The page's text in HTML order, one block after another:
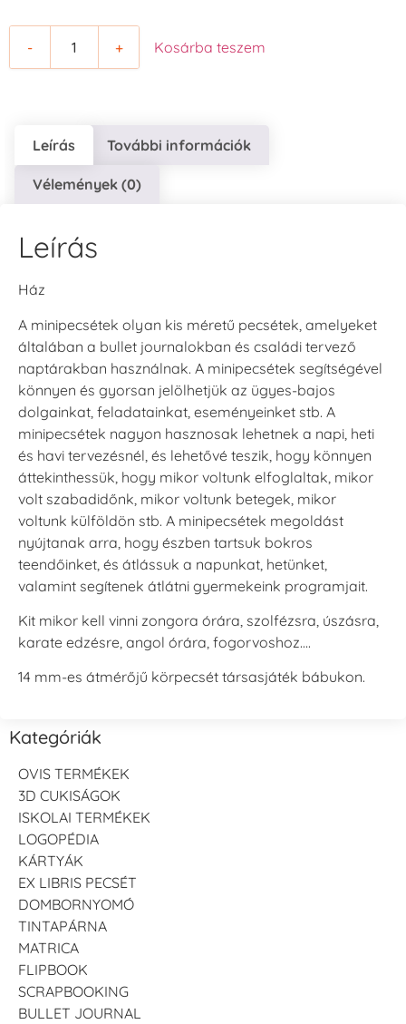
- + Kosárba teszem
Leírás További információk
Vélemények (0)
Leírás
Ház
A minipecsétek olyan kis méretű pecsétek, amelyeket
általában a bullet journalokban és családi tervező
naptárakban használnak. A minipecsétek segítségével
könnyen és gyorsan jelölhetjük az ügyes-bajos
dolgainkat, feladatainkat, eseményeinket stb. A
minipecsétek nagyon hasznosak lehetnek a napi, heti
és havi tervezésnél, és lehetővé teszik, hogy könnyen
áttekinthessük, hogy mikor voltunk elfoglaltak, mikor
volt szabadidőnk, mikor voltunk betegek, mikor
voltunk külföldön stb. A minipecsétek megoldást
nyújtanak arra, hogy észben tartsuk bokros
teendőinket, és átlássuk a napunkat, hetünket,
valamint segítenek átlátni gyermekeink programjait.
Kit mikor kell vinni zongora órára, szolfézsra, úszásra,
karate edzésre, angol órára, fogorvoshoz….
14 mm-es átmérőjű körpecsét társasjáték bábukon.
Kategóriák
OVIS TERMÉKEK
3D CUKISÁGOK
ISKOLAI TERMÉKEK
LOGOPÉDIA
KÁRTYÁK
EX LIBRIS PECSÉT
DOMBORNYOMÓ
TINTAPÁRNA
MATRICA
FLIPBOOK
SCRAPBOOKING
BULLET JOURNAL